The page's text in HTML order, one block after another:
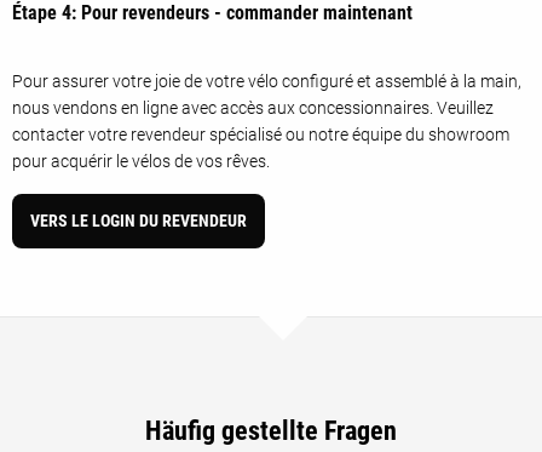
Étape 4: Pour revendeurs - commander maintenant
Pour assurer votre joie de votre vélo configuré et assemblé à la main,
nous vendons en ligne avec accès aux concessionnaires. Veuillez
contacter votre revendeur spécialisé ou notre équipe du showroom
pour acquérir le vélos de vos rêves.
VERS LE LOGIN DU REVENDEUR
Häufig gestellte Fragen